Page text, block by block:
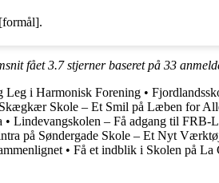
fået3.7stjerner baseret på 33
Leg i Harmonisk Forening •
Skægkær Skole – Et Smil på Læben for
• Lindevangskolen – Få adgang til FRB-
på Søndergade Skole – Et Nyt
• Få et indblik i Skolen på